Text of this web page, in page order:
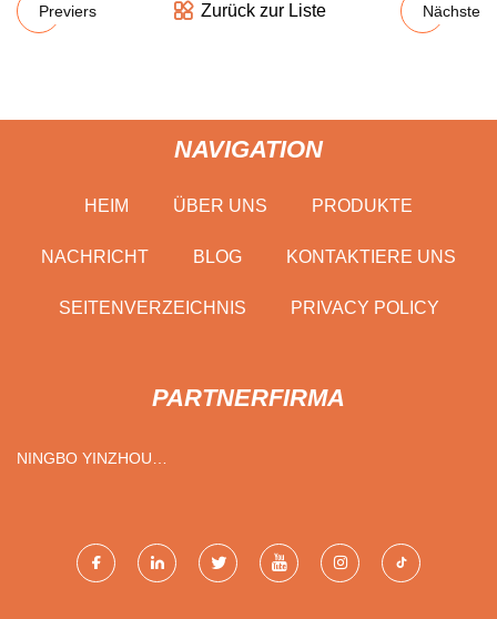
Previers Zurück zur Liste Nächste
NAVIGATION
HEIM ÜBER UNS PRODUKTE
NACHRICHT BLOG KONTAKTIERE UNS
SEITENVERZEICHNIS PRIVACY POLICY
PARTNERFIRMA
NINGBO YINZHOU